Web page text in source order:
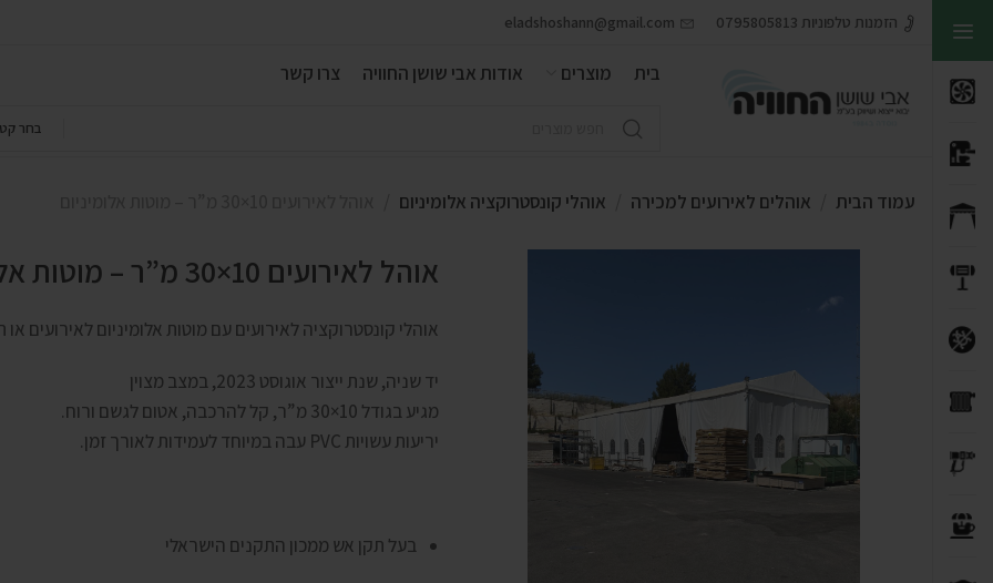
הזמנות טלפוניות 0795805813 eladshoshann@gmail.com
בית מוצרים אודות אבי שושן החוויה צרו קשר
בחר
עמוד הבית אוהלים לאירועים למכירה אוהלי קונסטרוקציה אלומיניום
אוהל לאירועים 10×30 מ”ר – מוטות אלומיניום
אוהלי קונסטרוקציה לאירועים עם מוטות אלומיניום לאירועים או
יד שניה, שנת ייצור אוגוסט 2023, במצב מצוין
מגיע בגודל 10×30 מ”ר, קל להרכבה, אטום לגשם ורוח.
יריעות עשויות PVC עבה במיוחד לעמידות לאורך זמן.
בעל תקן אש ממכון התקנים הישראלי